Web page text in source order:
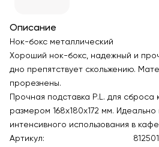
Описание
Нок-бокс металлический
Хороший нок-бокс, надежный и
дно препятствует скольжению.
прорезнены.
Прочная подставка P.L. для
размером 168x180x172 мм. Идеально
интенсивного использования в
Артикул: